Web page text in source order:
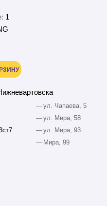
1
—ул. Чапаева, 5
—ул. Мира, 58
—ул. Мира, 93
— Мира, 99